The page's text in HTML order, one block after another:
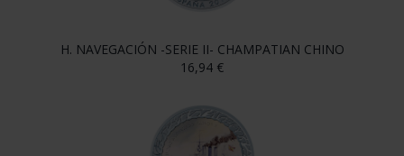
H. NAVEGACIÓN -SERIE II- CHAMPATIAN CHINO
16,94 €